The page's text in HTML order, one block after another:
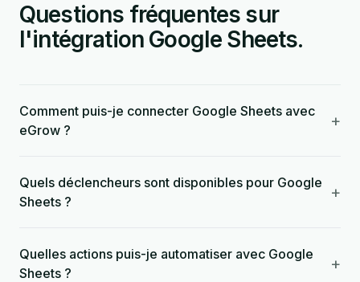
Questions fréquentes sur
l'intégration Google Sheets.
Comment puis-je connecter Google Sheets avec
eGrow ?
+
Quels déclencheurs sont disponibles pour Google
Sheets ?
+
Quelles actions puis-je automatiser avec Google
Sheets ?
+